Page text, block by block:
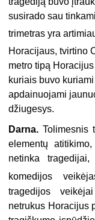
susirado sau
trimetras yra
Horacijaus, tvirtino
metro tipą
kuriais buvo
apdainuojami
džiugesys.
Darna. Tolimesnis
elementų
netinka
komedijos
tragedijos
netrukus Horacijus